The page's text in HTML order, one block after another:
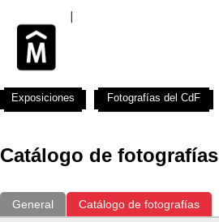
Catálogo de fotografías
General Catálogo de fotografías
Exposiciones Fotografías del CdF